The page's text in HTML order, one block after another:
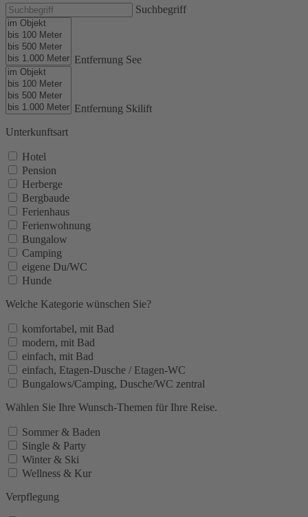
Suchbegriff
Entfernung See
Entfernung Skilift
Unterkunftsart
Hotel
Pension
Herberge
Bergbaude
Ferienhaus
Ferienwohnung
Bungalow
Camping
eigene Du/WC
Hunde
Welche Kategorie wünschen Sie?
komfortabel, mit Bad
modern, mit Bad
einfach, mit Bad
einfach, Etagen-Dusche / Etagen-WC
Bungalows/Camping, Dusche/WC zentral
Wählen Sie Ihre Wunsch-Themen für Ihre Reise.
Sommer & Baden
Single & Party
Winter & Ski
Wellness & Kur
Verpflegung